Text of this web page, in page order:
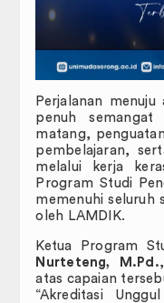
Perjalanan
penuh semangat
matang,
pembelajaran,
melalui kerja
Program Studi
memenuhi seluruh
oleh LAMDIK.
Ketua Program
Nurteteng, M.Pd.
atas capaian
“Akreditasi